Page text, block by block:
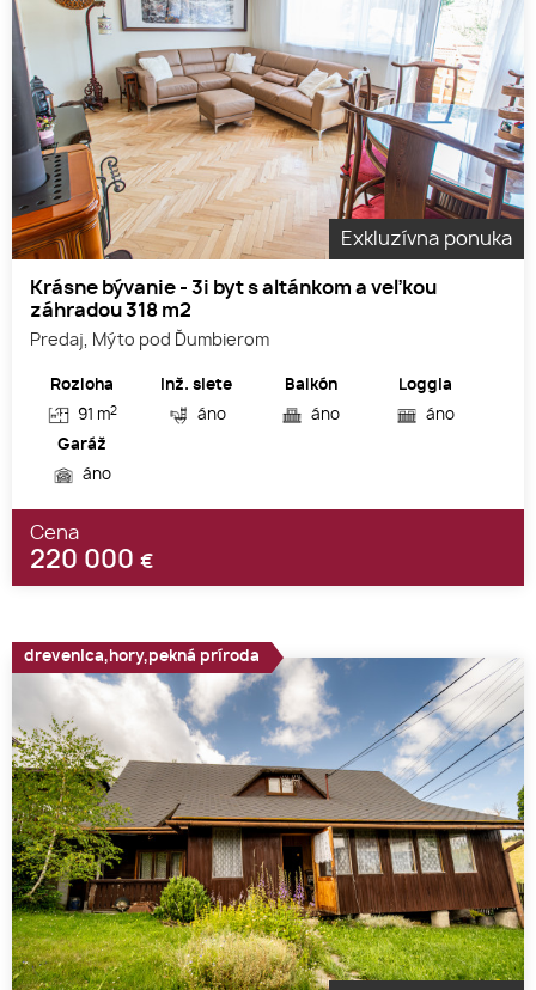
Exkluzívna ponuka
Krásne bývanie - 3i byt s altánkom a veľkou
záhradou 318 m2
Predaj, Mýto pod Ďumbierom
Rozloha
91 m2
Inž. siete
áno
Balkón
áno
Loggia
áno
Garáž
áno
Cena
220 000 €
drevenica,hory,pekná príroda